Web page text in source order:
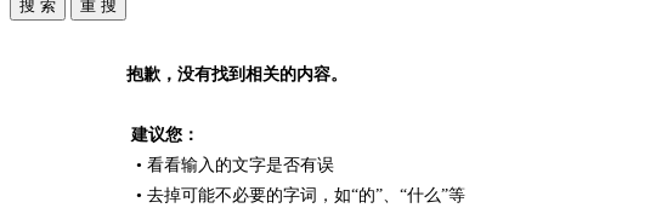
抱歉，没有找到相关的内容。
建议您：
• 看看输入的文字是否有误
• 去掉可能不必要的字词，如“的”、“什么”等